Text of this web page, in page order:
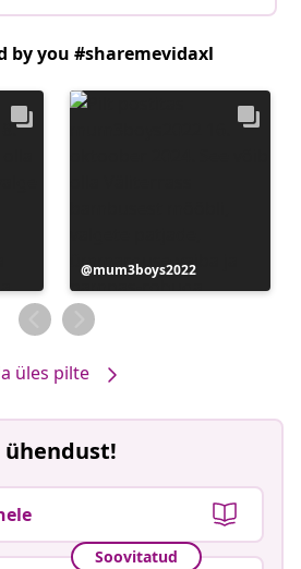
by you #sharemevidaxl
Postitus
avaldatud
mum3boys2022
üles pilte
Soovitatud